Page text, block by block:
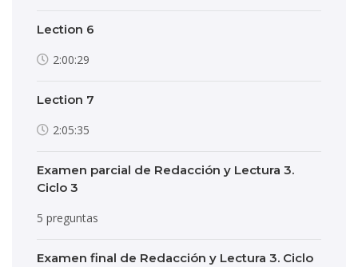
Lection 6
2:00:29
Lection 7
2:05:35
Examen parcial de Redacción y Lectura 3.
Ciclo 3
5 preguntas
Examen final de Redacción y Lectura 3. Ciclo